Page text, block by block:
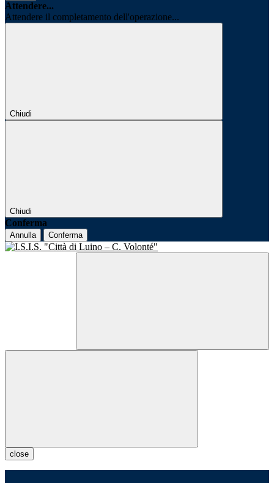
Attendere...
Attendere il completamento dell'operazione...
Chiudi
Chiudi
Conferma
Annulla Conferma
close